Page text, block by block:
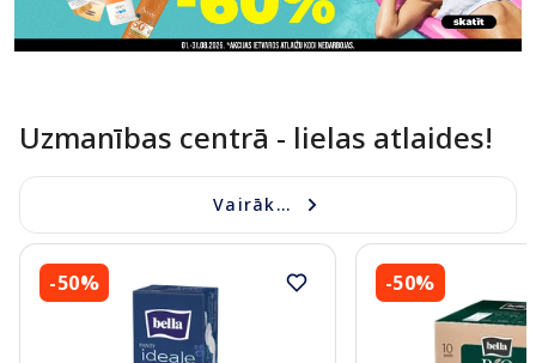
Uzmanības centrā - lielas atlaides!
Vairāk...
-50% -50%